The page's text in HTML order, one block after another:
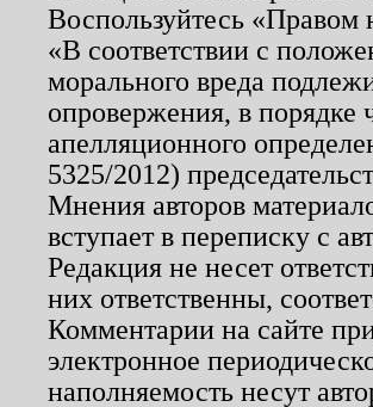
Воспользуйтесь
«В соответствии с
морального вреда
опровержения, в порядке
апелляционного
5325/2012)
Мнения авторов
вступает в переписку с
Редакция не несет
них ответственны,
Комментарии на сайте
электронное
наполняемость несут